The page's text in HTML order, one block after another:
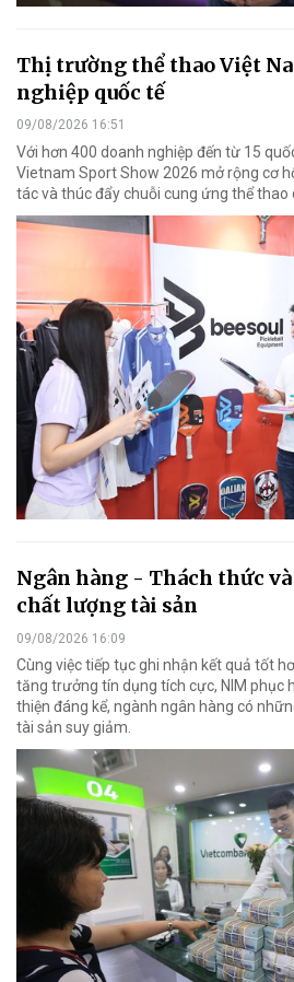
Thị trường thể thao Việt
nghiệp quốc tế
09/08/2026 16:51
Với hơn 400 doanh nghiệp đến từ 15
Vietnam Sport Show 2026 mở rộng cơ
tác và thúc đẩy chuỗi cung ứng thể thao
Ngân hàng - Thách thức
chất lượng tài sản
09/08/2026 16:09
Cùng việc tiếp tục ghi nhận kết quả tốt
tăng trưởng tín dụng tích cực, NIM phục
thiện đáng kể, ngành ngân hàng có
tài sản suy giảm.